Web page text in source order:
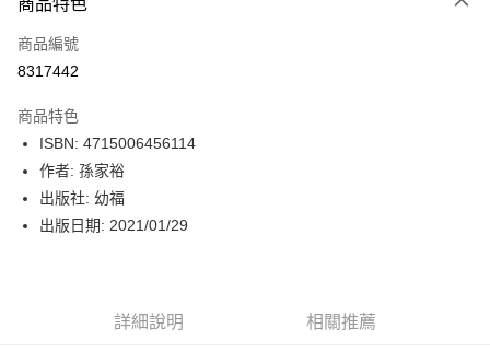
icash Pay
信用卡一次付款
LINE Pay
Apple Pay
街口支付
商品特色
商品編號
8317442
商品特色
ISBN: 4715006456114
作者: 孫家裕
出版社: 幼福
出版日期: 2021/01/29
詳細說明 相關推薦